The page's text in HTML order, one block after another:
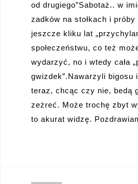
od drugiego”Sabotaż.. w
zadków na stołkach i
jeszcze kliku lat
społeczeństwu, co też
wydarzyć, no i wtedy cała
gwizdek”.Nawarzyli bigosu
teraz, chcąc czy nie, bedą
zeżreć. Może trochę zbyt
to akurat widzę.